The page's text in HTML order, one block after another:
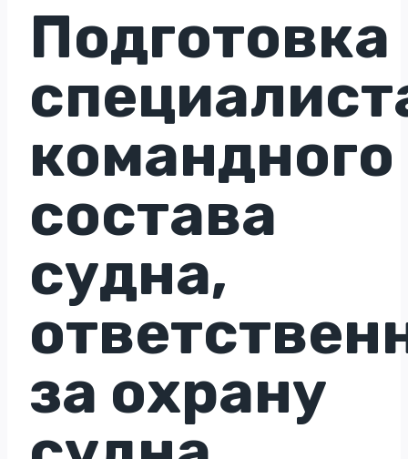
Подготовка
командного
состава
судна,
за охрану